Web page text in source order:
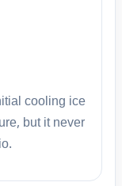
cooling ice
but it never